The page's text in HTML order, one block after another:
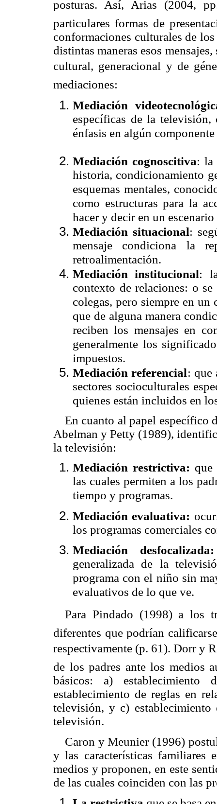
posturas. Así, Arias (2004,
particulares formas de
conformaciones culturales de
distintas maneras esos
cultural, generacional y de
mediaciones:
Mediación
específicas de la
énfasis en algún
Mediación cognoscitiva: la
historia, condicionamiento
esquemas mentales,
como estructuras para la
hacer y decir en un
Mediación situacional:
mensaje condiciona la
retroalimentación.
Mediación institucional:
contexto de relaciones: o
colegas, pero siempre en
que de alguna manera
reciben los mensajes en
generalmente los
impuestos.
Mediación referencial: que
sectores socioculturales
quienes están incluidos en
En cuanto al papel específico
Abelman y Petty (1989),
la televisión:
Mediación restrictiva: que
las cuales permiten a los
tiempo y programas.
Mediación evaluativa:
los programas comerciales
Mediación desfocalizada:
generalizada de la
programa con el niño sin
evaluativos de lo que ve.
Para Pindado (1998) a los
diferentes que podrían
respectivamente (p. 61). Dorr y
de los padres ante los medios
básicos: a) establecimiento
establecimiento de reglas en
televisión, y c)
televisión.
Caron y Meunier (1996)
y las características
medios y proponen, en este
de las cuales coinciden con las